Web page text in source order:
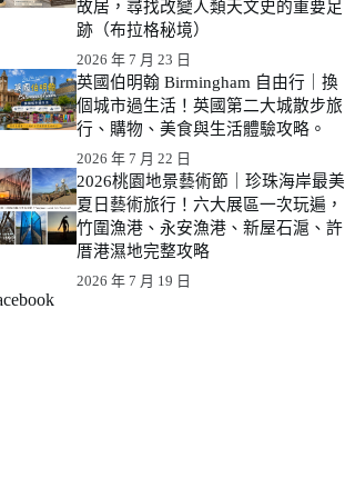
故居，尋找改變人類天文史的重要足
跡（布拉格秘境）
2026 年 7 月 23 日
英國伯明翰 Birmingham 自由行｜換
個城市過生活！英國第二大城散步旅
行、購物、美食與生活體驗攻略。
2026 年 7 月 22 日
2026桃園地景藝術節｜珍珠海岸最美
夏日藝術旅行！六大展區一次玩遍，
竹圍漁港、永安漁港、新屋石滬、許
厝港濕地完整攻略
2026 年 7 月 19 日